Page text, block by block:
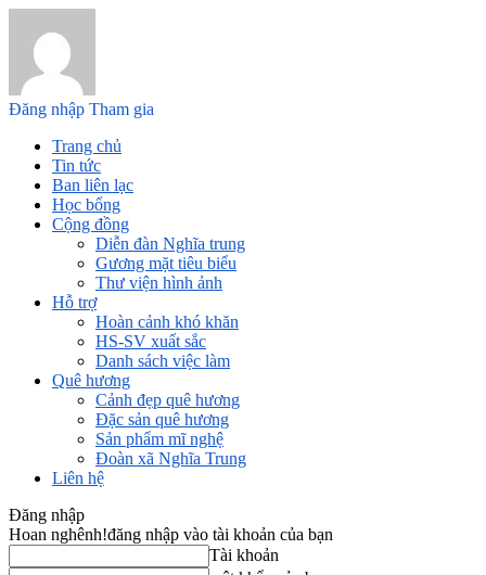
Đăng nhập Tham gia
Trang chủ
Tin tức
Ban liên lạc
Học bổng
Cộng đồng
Diễn đàn Nghĩa trung
Gương mặt tiêu biểu
Thư viện hình ảnh
Hỗ trợ
Hoàn cảnh khó khăn
HS-SV xuất sắc
Danh sách việc làm
Quê hương
Cảnh đẹp quê hương
Đặc sản quê hương
Sản phẩm mĩ nghệ
Đoàn xã Nghĩa Trung
Liên hệ
Đăng nhập
Hoan nghênh!đăng nhập vào tài khoản của bạn
Tài khoản